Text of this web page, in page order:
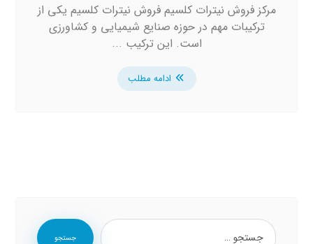
مرکز فروش نیترات کلسیم فروش نیترات کلسیم یکی از
ترکیبات مهم در حوزه صنایع شیمیایی و کشاورزی
است. این ترکیب ...
ادامه مطلب
جستجو